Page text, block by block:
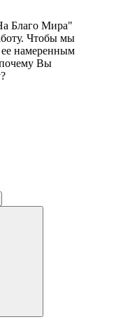
Благо Мира"
Чтобы мы
ее намеренным
Вы